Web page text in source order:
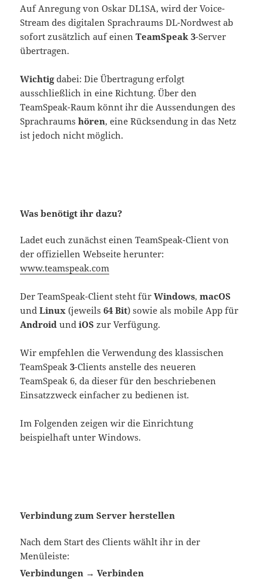
Auf Anregung von Oskar DL1SA, wird der Voice-
Stream des digitalen Sprachraums DL-Nordwest ab
sofort zusätzlich auf einenTeamSpeak 3-Server
übertragen.
Wichtigdabei: Die Übertragung erfolgt
ausschließlich in eine Richtung. Über den
TeamSpeak-Raum könnt ihr die Aussendungen des
Sprachraumshören, eine Rücksendung in das Netz
ist jedoch nicht möglich.
Was benötigt ihr dazu?
Ladet euch zunächst einen TeamSpeak-Client von
der offiziellen Webseite herunter:
www.teamspeak.com
Der TeamSpeak-Client steht fürWindows,macOS
undLinux (jeweils64 Bit) sowie als mobile App für
Android undiOS zur Verfügung.
Wir empfehlen die Verwendung des klassischen
TeamSpeak3-Clients anstelle des neueren
TeamSpeak 6, da dieser für den beschriebenen
Einsatzzweck einfacher zu bedienen ist.
Im Folgenden zeigen wir die Einrichtung
beispielhaft unter Windows.
Verbindung zum Server herstellen
Nach dem Start des Clients wählt ihr in der
Menüleiste:
Verbindungen → Verbinden